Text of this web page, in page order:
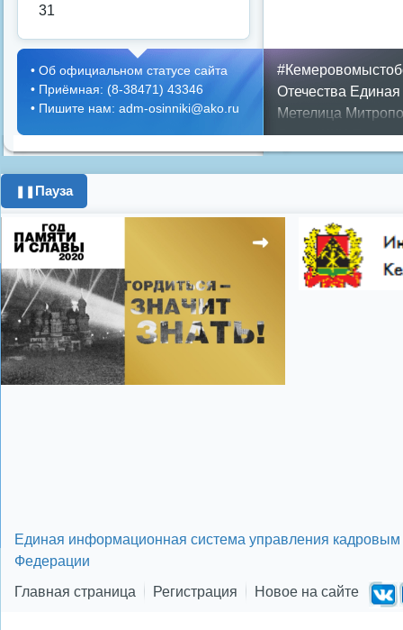
31
Отечества
Метелица
Днем ЖКХ
Противопожарная
день города
цифровое
Показать все теги
• Об официальном статусе сайта
• Приёмная: (8-38471) 43346
• Пишите нам: adm-osinniki@ako.ru
❚❚ Пауза
Единая информационная система управления кадровым
Федерации
Главная страница
Регистрация Новое на сайте